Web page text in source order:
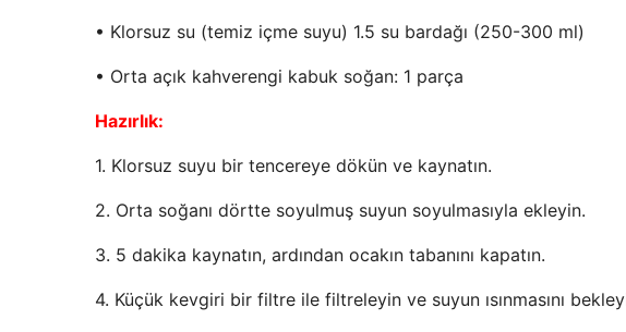
• Klorsuz su (temiz içme suyu) 1.5 su bardağı (250-300 ml)
• Orta açık kahverengi kabuk soğan: 1 parça
Hazırlık:
1. Klorsuz suyu bir tencereye dökün ve kaynatın.
2. Orta soğanı dörtte soyulmuş suyun soyulmasıyla ekleyin.
3. 5 dakika kaynatın, ardından ocakın tabanını kapatın.
4. Küçük kevgiri bir filtre ile filtreleyin ve suyun ısınmasını